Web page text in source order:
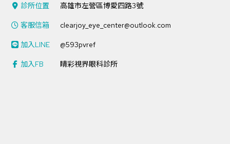
診所位置 高雄市左營區博愛四路3號
客服信箱 clearjoy_eye_center@outlook.com
加入LINE @593pvref
加入FB 睛彩視界眼科診所